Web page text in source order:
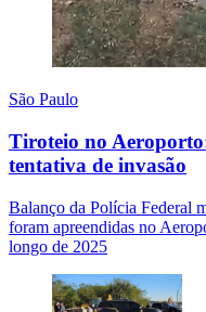
São Paulo
Tiroteio no
tentativa de invasão
Balanço da Polícia Federal
foram apreendidas no
longo de 2025